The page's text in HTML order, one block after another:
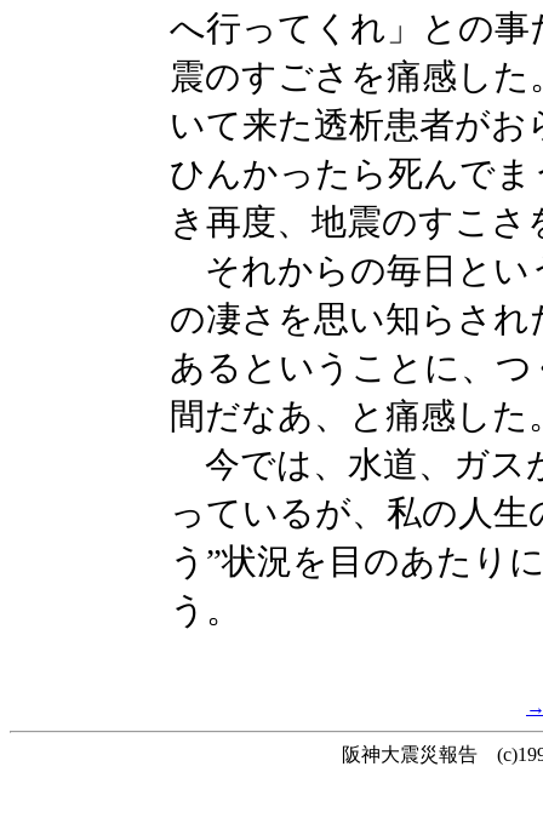
へ行ってくれ」との
震のすごさを痛感し
いて来た透析患者が
ひんかったら死んで
き再度、地震のすこ
それからの毎日とい
の凄さを思い知らさ
あるということに、
間だなあ、と痛感した
今では、水道、ガス
っているが、私の人
う”状況を目のあたり
う。
阪神大震災報告